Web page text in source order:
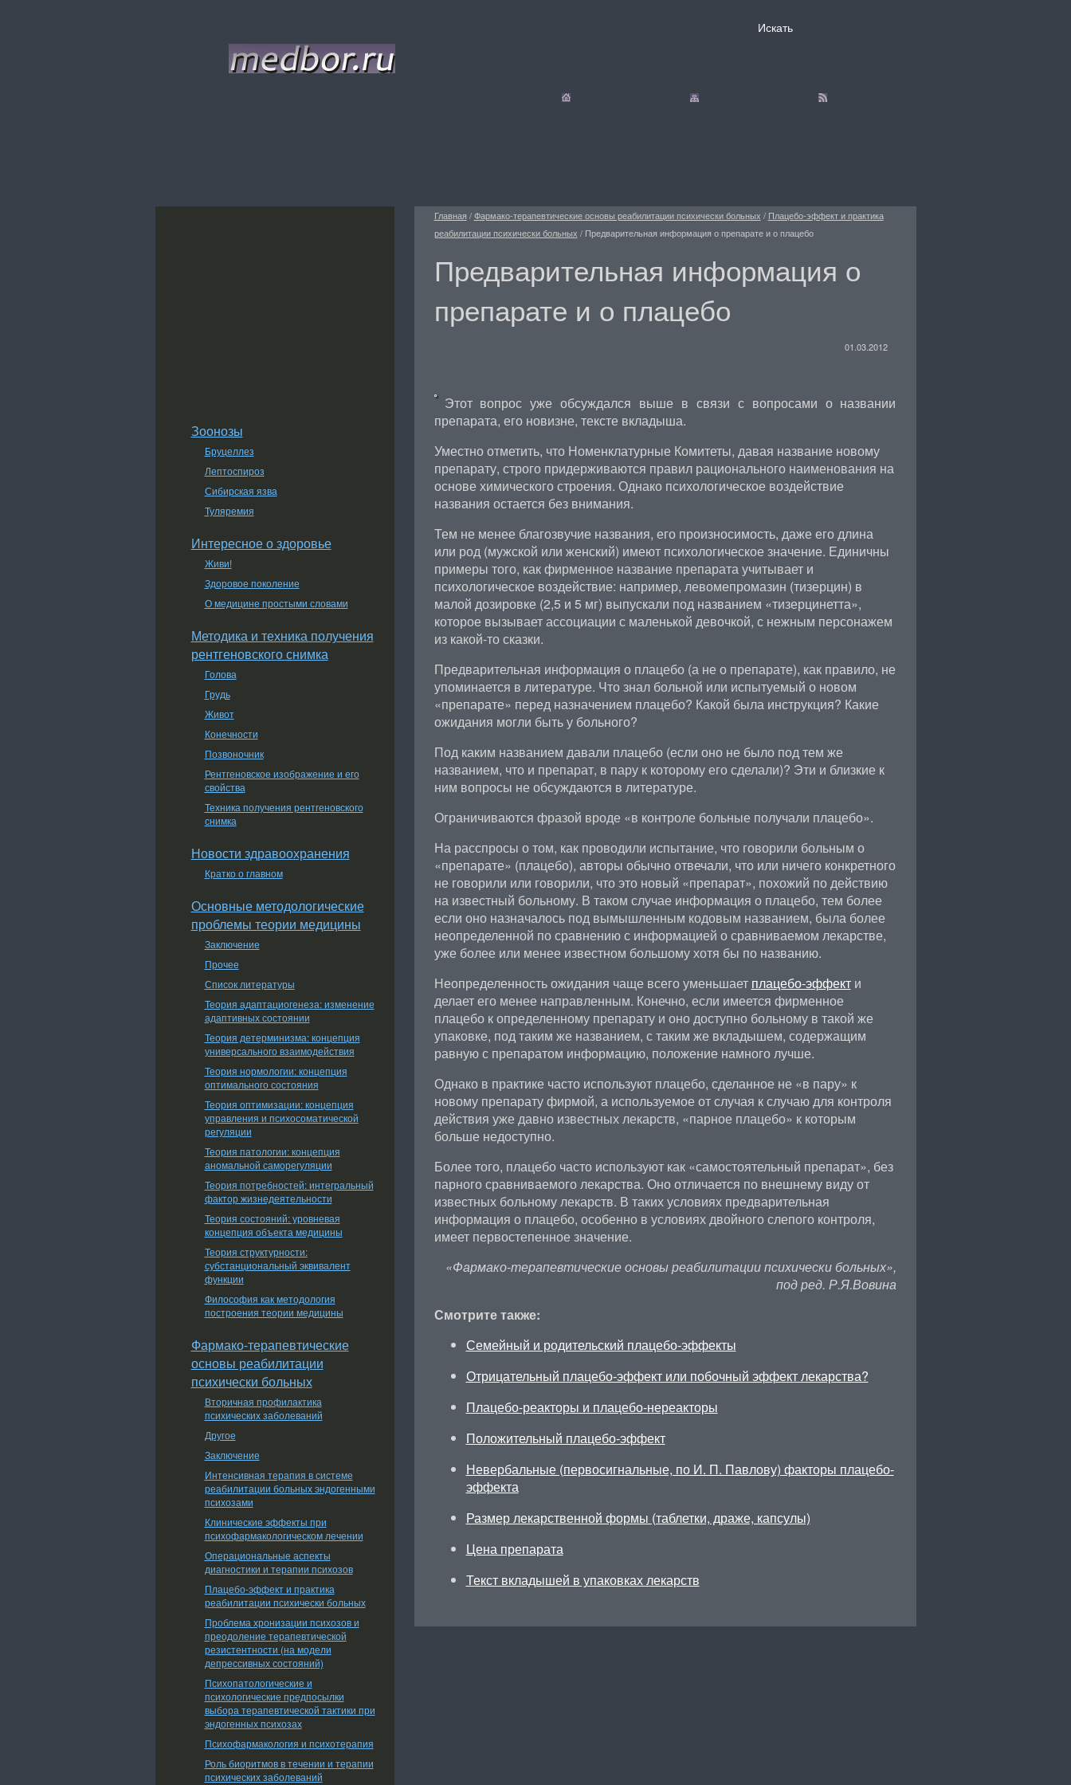
Главная /Фармако-терапевтические основы реабилитации психически больных / Плацебо-эффект и практика
реабилитации психически больных / Предварительная информация о препарате и о плацебо
Предварительная информация о
препарате и о плацебо
01.03.2012
Этот вопрос уже обсуждался выше в связи с вопросами о названии
препарата, его новизне, тексте вкладыша.
Уместно отметить, что Номенклатурные Комитеты, давая название новому
препарату, строго придерживаются правил рационального наименования на
основе химического строения. Однако психологическое воздействие
названия остается без внимания.
Тем не менее благозвучие названия, его произносимость, даже его длина
или род (мужской или женский) имеют психологическое значение. Единичны
примеры того, как фирменное название препарата учитывает и
психологическое воздействие: например, левомепромазин (тизерцин) в
малой дозировке (2,5 и 5 мг) выпускали под названием «тизерцинетта»,
которое вызывает ассоциации с маленькой девочкой, с нежным персонажем
из какой-то сказки.
Предварительная информация о плацебо (а не о препарате), как правило, не
упоминается в литературе. Что знал больной или испытуемый о новом
«препарате» перед назначением плацебо? Какой была инструкция? Какие
ожидания могли быть у больного?
Под каким названием давали плацебо (если оно не было под тем же
названием, что и препарат, в пару к которому его сделали)? Эти и близкие к
ним вопросы не обсуждаются в литературе.
Ограничиваются фразой вроде «в контроле больные получали плацебо».
На расспросы о том, как проводили испытание, что говорили больным о
«препарате» (плацебо), авторы обычно отвечали, что или ничего конкретного
не говорили или говорили, что это новый «препарат», похожий по действию
на известный больному. В таком случае информация о плацебо, тем более
если оно назначалось под вымышленным кодовым названием, была более
неопределенной по сравнению с информацией о сравниваемом лекарстве,
уже более или менее известном большому хотя бы по названию.
Неопределенность ожидания чаще всего уменьшает плацебо-эффекти
делает его менее направленным. Конечно, если имеется фирменное
плацебо к определенному препарату и оно доступно больному в такой же
упаковке, под таким же названием, с таким же вкладышем, содержащим
равную с препаратом информацию, положение намного лучше.
Однако в практике часто используют плацебо, сделанное не «в пару» к
новому препарату фирмой, а используемое от случая к случаю для контроля
действия уже давно известных лекарств, «парное плацебо» к которым
больше недоступно.
Более того, плацебо часто используют как «самостоятельный препарат», без
парного сравниваемого лекарства. Оно отличается по внешнему виду от
известных больному лекарств. В таких условиях предварительная
информация о плацебо, особенно в условиях двойного слепого контроля,
имеет первостепенное значение.
«Фармако-терапевтические основы реабилитации психически больных»,
под ред. Р.Я.Вовина
Смотрите также:
Семейный и родительский плацебо-эффекты
Отрицательный плацебо-эффект или побочный эффект лекарства?
Плацебо-реакторы и плацебо-нереакторы
Положительный плацебо-эффект
Невербальные (первосигнальные, по И. П. Павлову) факторы плацебо-
эффекта
Размер лекарственной формы (таблетки, драже, капсулы)
Цена препарата
Текст вкладышей в упаковках лекарств
Зоонозы
Бруцеллез
Лептоспироз
Сибирская язва
Туляремия
Интересное о здоровье
Живи!
Здоровое поколение
О медицине простыми словами
Методика и техника получения
рентгеновского снимка
Голова
Грудь
Живот
Конечности
Позвоночник
Рентгеновское изображение и его
свойства
Техника получения рентгеновского
снимка
Новости здравоохранения
Кратко о главном
Основные методологические
проблемы теории медицины
Заключение
Прочее
Список литературы
Теория адаптациогенеза: изменение
адаптивных состоянии
Теория детерминизма: концепция
универсального взаимодействия
Теория нормологии: концепция
оптимального состояния
Теория оптимизации: концепция
управления и психосоматической
регуляции
Теория патологии: концепция
аномальной саморегуляции
Теория потребностей: интегральный
фактор жизнедеятельности
Теория состояний: уровневая
концепция объекта медицины
Теория структурности:
субстанциональный эквивалент
функции
Философия как методология
построения теории медицины
Фармако-терапевтические
основы реабилитации
психически больных
Вторичная профилактика
психических заболеваний
Другое
Заключение
Интенсивная терапия в системе
реабилитации больных эндогенными
психозами
Клинические эффекты при
психофармакологическом лечении
Операциональные аспекты
диагностики и терапии психозов
Плацебо-эффект и практика
реабилитации психически больных
Проблема хронизации психозов и
преодоление терапевтической
резистентности (на модели
депрессивных состояний)
Психопатологические и
психологические предпосылки
выбора терапевтической тактики при
эндогенных психозах
Психофармакология и психотерапия
Роль биоритмов в течении и терапии
психических заболеваний